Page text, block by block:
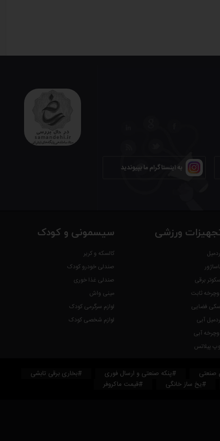
به اینستاگرام ما بپیوندید
ورزشی
برقی
ثابت
فضایی
آبی
آبی
پیلاتس
سیسمونی و کودک
کالسکه و کریر
صندلی خودرو کودک
صندلی غذا خوری
مینی واش
لوازم سرگرمی کودک
لوازم شخصی کودک
صنعتی #پنکه صنعتی و ارسال فوری
#بخاری برقی تابشی
#یخ ساز خانگی
#قیمت ماکروفر